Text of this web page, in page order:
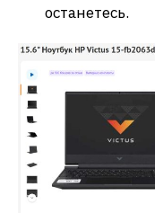
останетесь.